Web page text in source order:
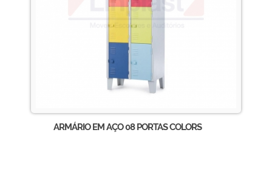
ARMÁRIO EM AÇO 08 PORTAS COLORS